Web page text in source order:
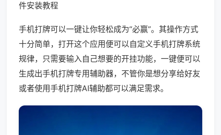
件安装教程
手机打牌可以一键让你轻松成为“必赢”。其操作方式
十分简单，打开这个应用便可以自定义手机打牌系统
规律，只需要输入自己想要的开挂功能，一键便可以
生成出手机打牌专用辅助器，不管你是想分享给好友
或者使用手机打牌AI辅助都可以满足需求。